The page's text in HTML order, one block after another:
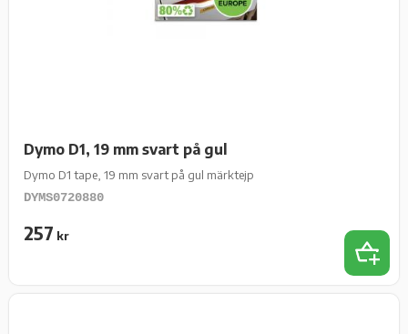
Dymo D1, 19 mm svart på gul
Dymo D1 tape, 19 mm svart på gul märktejp
DYMS0720880
257 kr